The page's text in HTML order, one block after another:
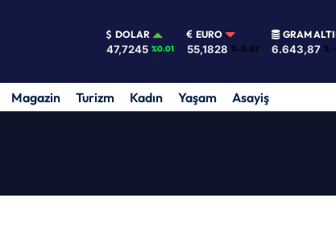
DOLAR
47,7245 %0.01
EURO
55,1828 %-0.07
GRAM
6.643,87 %
Magazin Turizm Kadın Yaşam Asayiş